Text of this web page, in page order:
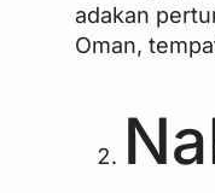
adakan
Oman,